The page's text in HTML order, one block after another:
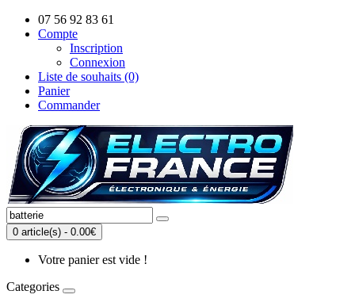
07 56 92 83 61
Compte
Inscription
Connexion
Liste de souhaits (0)
Panier
Commander
0 article(s) - 0.00€
Votre panier est vide !
Categories